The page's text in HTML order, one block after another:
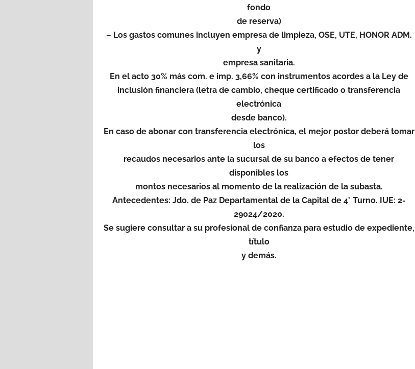
fondo
de reserva)
– Los gastos comunes incluyen empresa de limpieza, OSE, UTE, HONOR ADM.
y
empresa sanitaria.
En el acto 30% más com. e imp. 3,66% con instrumentos acordes a la Ley de
inclusión financiera (letra de cambio, cheque certificado o transferencia
electrónica
desde banco).
En caso de abonar con transferencia electrónica, el mejor postor deberá tomar
los
recaudos necesarios ante la sucursal de su banco a efectos de tener
disponibles los
montos necesarios al momento de la realización de la subasta.
Antecedentes: Jdo. de Paz Departamental de la Capital de 4° Turno. IUE: 2-
29024/2020.
Se sugiere consultar a su profesional de confianza para estudio de expediente,
título
y demás.